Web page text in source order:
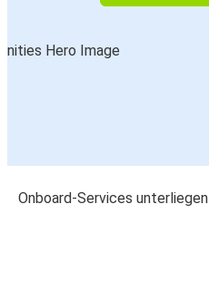
Onboard-Services